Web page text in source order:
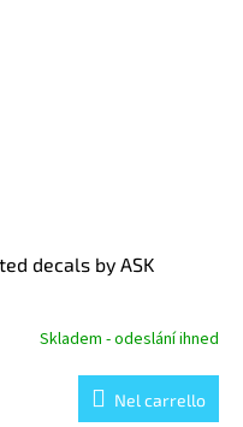
decals by ASK
Skladem - odeslání ihned
Nel carrello